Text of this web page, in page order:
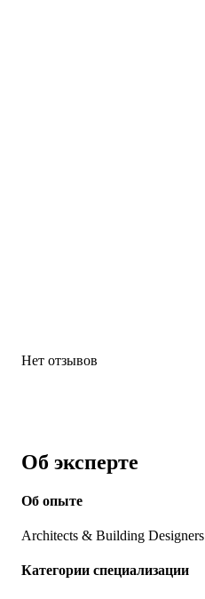
Нет отзывов
Об эксперте
Об опыте
Architects & Building Designers
Категории специализации